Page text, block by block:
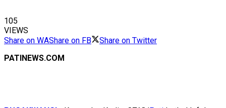
105
VIEWS
Share on WAShare on FB
Share on Twitter
PATINEWS.COM